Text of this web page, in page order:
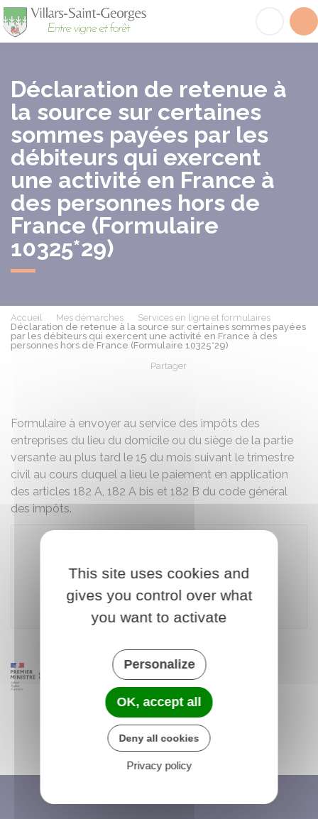
Déclaration de retenue à
la source sur certaines
sommes payées par les
débiteurs qui exercent
une activité en France à
des personnes hors de
France (Formulaire
10325*29)
Accueil Mes démarches
Services en ligne et formulaires
Déclaration de retenue à la source sur certaines sommes payées
par les débiteurs qui exercent une activité en France à des
personnes hors de France (Formulaire 10325*29)
Partager
Formulaire à envoyer au service des impôts des
entreprises du lieu du domicile ou du siège de la partie
versante au plus tard le 15 du mois suivant le trimestre
civil au cours duquel a lieu le paiement en application
des articles 182 A, 182 A bis et 182 B du code général
des impôts.
Télécharger le formulaire
This site uses cookies and
gives you control over what
you want to activate
Personalize
OK, accept all
Deny all cookies
Privacy policy